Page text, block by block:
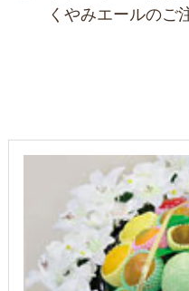
くやみエールのご